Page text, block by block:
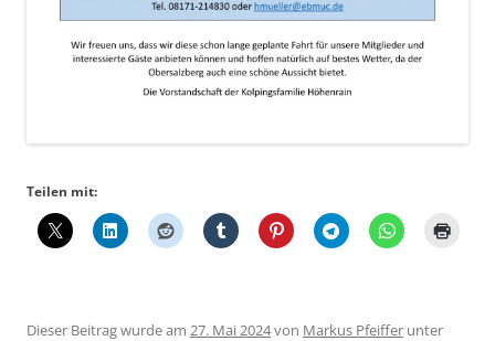
Teilen mit:
Dieser Beitrag wurde am 27. Mai 2024von Markus Pfeiffer unter